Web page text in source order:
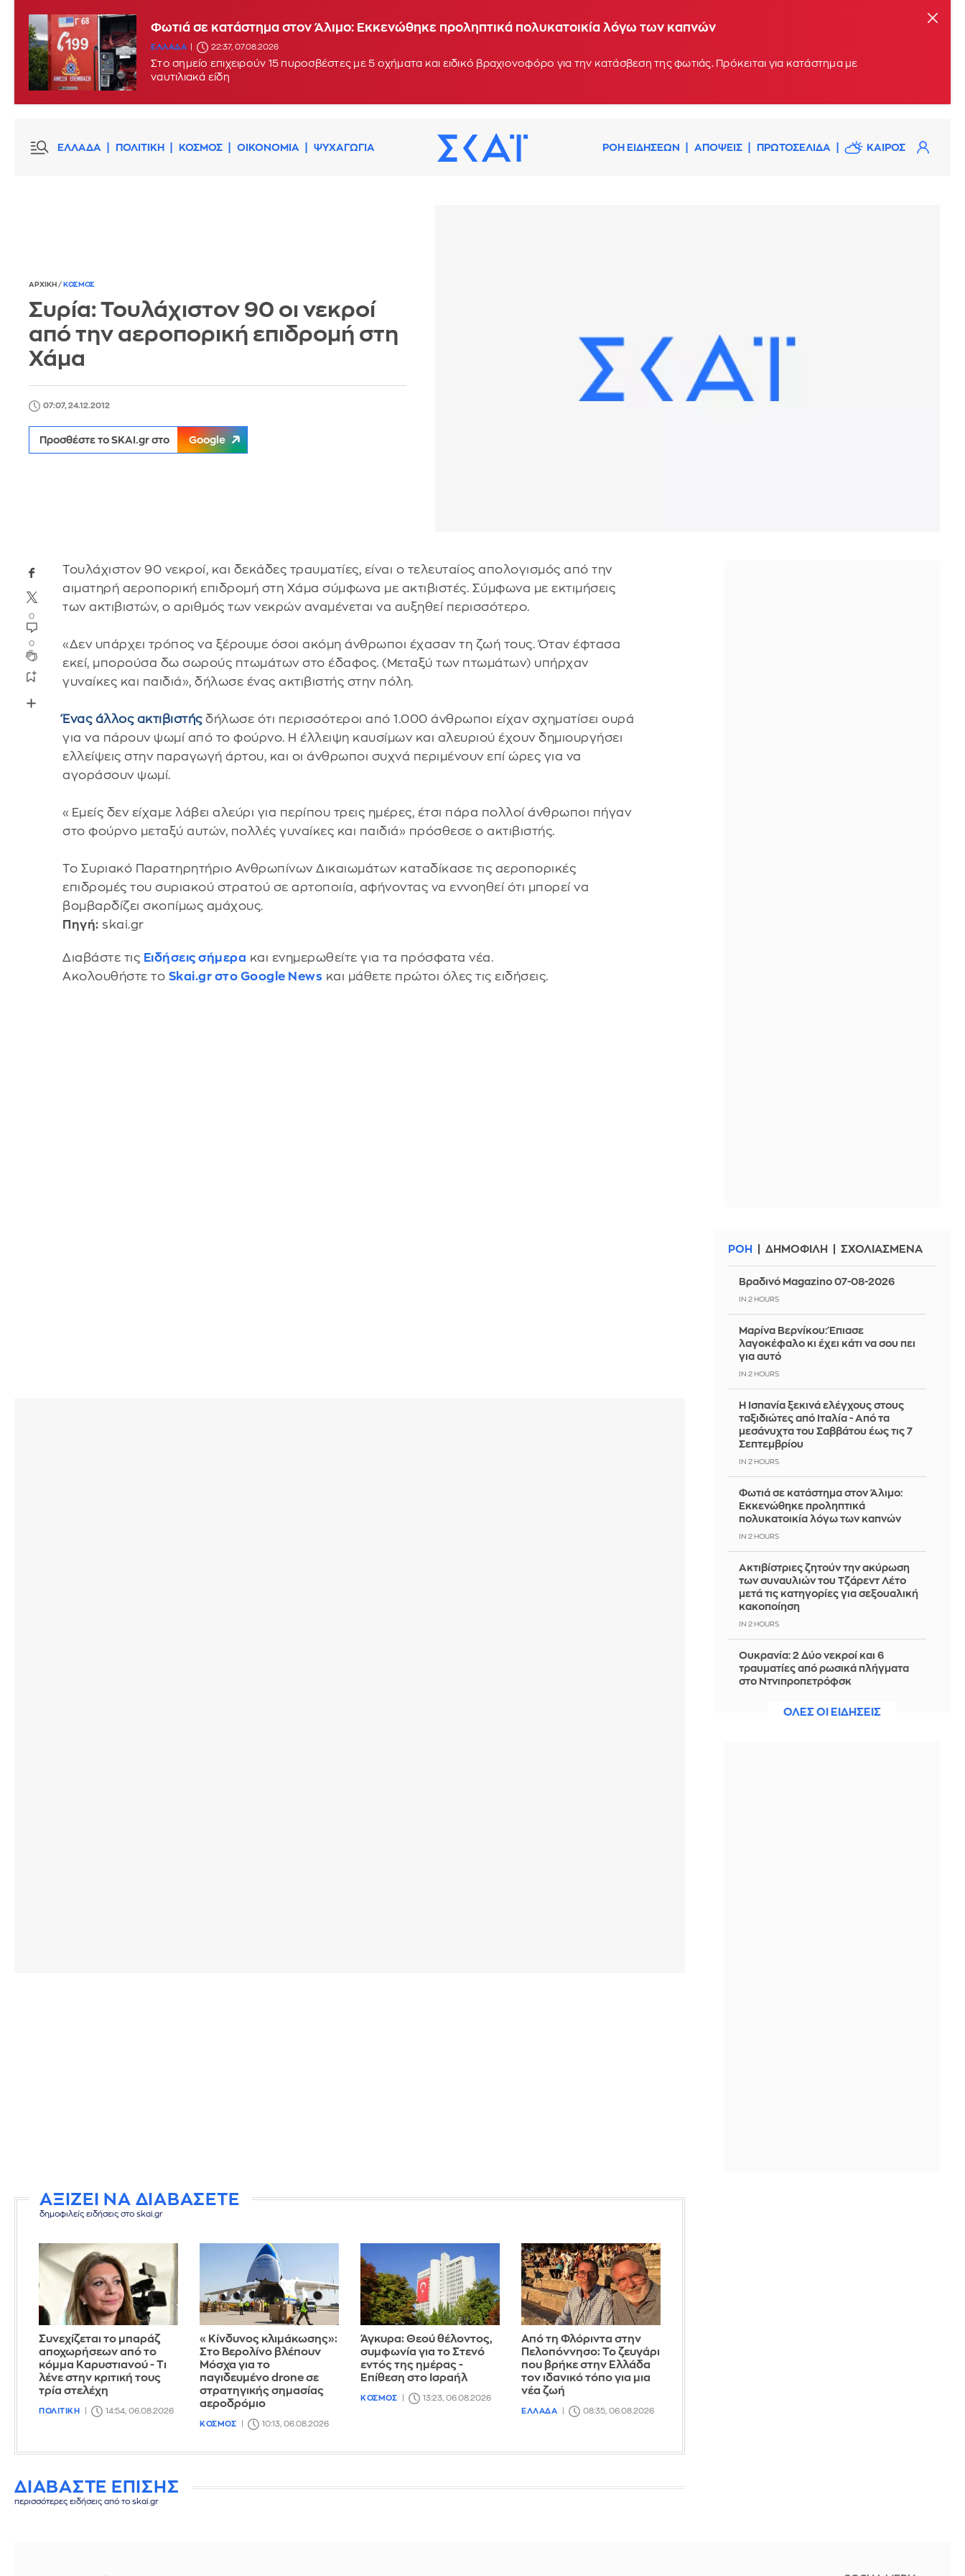
Φωτιά σε κατάστημα στον Άλιμο: Εκκενώθηκε προληπτικά πολυκατοικία λόγω των καπνών
ΕΛΛΑΔΑ 22:37, 07.08.2026
Στο σημείο επιχειρούν 15 πυροσβέστες με 5 οχήματα και ειδικό βραχιονοφόρο για την κατάσβεση της φωτιάς. Πρόκειται για κατάστημα με
ναυτιλιακά είδη
ΕΛΛΑΔΑ ΠΟΛΙΤΙΚΗ ΚΟΣΜΟΣ ΟΙΚΟΝΟΜΙΑ ΨΥΧΑΓΩΓΙΑ ΡΟΗ ΕΙΔΗΣΕΩΝ ΑΠΟΨΕΙΣ ΠΡΩΤΟΣΕΛΙΔΑ ΚΑΙΡΟΣ
ΑΡΧΙΚΗ / ΚΟΣΜΟΣ
Συρία: Τουλάχιστον 90 οι νεκροί
από την αεροπορική επιδρομή στη
Χάμα
07:07, 24.12.2012
Προσθέστε το SKAI.gr στο Google
0
0
Τουλάχιστον 90 νεκροί, και δεκάδες τραυματίες, είναι ο τελευταίος απολογισμός από την
αιματηρή αεροπορική επιδρομή στη Χάμα σύμφωνα με ακτιβιστές. Σύμφωνα με εκτιμήσεις
των ακτιβιστών, ο αριθμός των νεκρών αναμένεται να αυξηθεί περισσότερο.
«Δεν υπάρχει τρόπος να ξέρουμε όσοι ακόμη άνθρωποι έχασαν τη ζωή τους. Όταν έφτασα
εκεί, μπορούσα δω σωρούς πτωμάτων στο έδαφος. (Μεταξύ των πτωμάτων) υπήρχαν
γυναίκες και παιδιά», δήλωσε ένας ακτιβιστής στην πόλη.
Ένας άλλος ακτιβιστήςδήλωσε ότι περισσότεροι από 1.000 άνθρωποι είχαν σχηματίσει ουρά
για να πάρουν ψωμί από το φούρνο. Η έλλειψη καυσίμων και αλευριού έχουν δημιουργήσει
ελλείψεις στην παραγωγή άρτου, και οι άνθρωποι συχνά περιμένουν επί ώρες για να
αγοράσουν ψωμί.
«Εμείς δεν είχαμε λάβει αλεύρι για περίπου τρεις ημέρες, έτσι πάρα πολλοί άνθρωποι πήγαν
στο φούρνο μεταξύ αυτών, πολλές γυναίκες και παιδιά» πρόσθεσε ο ακτιβιστής.
Το Συριακό Παρατηρητήριο Ανθρωπίνων Δικαιωμάτων καταδίκασε τις αεροπορικές
επιδρομές του συριακού στρατού σε αρτοποιία, αφήνοντας να εννοηθεί ότι μπορεί να
βομβαρδίζει σκοπίμως αμάχους.
Πηγή: skai.gr
Διαβάστε τις Ειδήσεις σήμερα και ενημερωθείτε για τα πρόσφατα νέα.
Ακολουθήστε το Skai.gr στο Google News και μάθετε πρώτοι όλες τις ειδήσεις.
ΑΞΙΖΕΙ ΝΑ ΔΙΑΒΑΣΕΤΕ
δημοφιλείς ειδήσεις στο skai.gr
Συνεχίζεται το μπαράζ
αποχωρήσεων από το
κόμμα Καρυστιανού - Τι
λένε στην κριτική τους
τρία στελέχη
ΠΟΛΙΤΙΚΗ 14:54, 06.08.2026
«Κίνδυνος κλιμάκωσης»:
Στο Βερολίνο βλέπουν
Μόσχα για το
παγιδευμένο drone σε
στρατηγικής σημασίας
αεροδρόμιο
ΚΟΣΜΟΣ 10:13, 06.08.2026
Άγκυρα: Θεού θέλοντος,
συμφωνία για το Στενό
εντός της ημέρας -
Επίθεση στο Ισραήλ
ΚΟΣΜΟΣ 13:23, 06.08.2026
Από τη Φλόριντα στην
Πελοπόννησο: Το ζευγάρι
που βρήκε στην Ελλάδα
τον ιδανικό τόπο για μια
νέα ζωή
ΕΛΛΑΔΑ 08:35, 06.08.2026
ΔΙΑΒΑΣΤΕ ΕΠΙΣΗΣ
περισσότερες ειδήσεις από το skai.gr
ΡΟΗ ΔΗΜΟΦΙΛΗ ΣΧΟΛΙΑΣΜΕΝΑ
Βραδινό Magazino 07-08-2026
IN 2 HOURS
Μαρίνα Βερνίκου: Έπιασε
λαγοκέφαλο κι έχει κάτι να σου πει
για αυτό
IN 2 HOURS
Η Ισπανία ξεκινά ελέγχους στους
ταξιδιώτες από Ιταλία - Από τα
μεσάνυχτα του Σαββάτου έως τις 7
Σεπτεμβρίου
IN 2 HOURS
Φωτιά σε κατάστημα στον Άλιμο:
Εκκενώθηκε προληπτικά
πολυκατοικία λόγω των καπνών
IN 2 HOURS
Ακτιβίστριες ζητούν την ακύρωση
των συναυλιών του Τζάρεντ Λέτο
μετά τις κατηγορίες για σεξουαλική
κακοποίηση
IN 2 HOURS
Ουκρανία: 2 Δύο νεκροί και 6
τραυματίες από ρωσικά πλήγματα
στο Ντνιπροπετρόφσκ
ΟΛΕΣ ΟΙ ΕΙΔΗΣΕΙΣ